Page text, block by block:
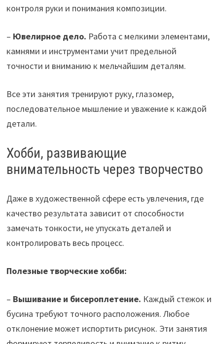
контроля руки и понимания композиции.
– Ювелирное дело. Работа с мелкими элементами,
камнями и инструментами учит предельной
точности и вниманию к мельчайшим деталям.
Все эти занятия тренируют руку, глазомер,
последовательное мышление и уважение к каждой
детали.
Хобби, развивающие
внимательность через творчество
Даже в художественной сфере есть увлечения, где
качество результата зависит от способности
замечать тонкости, не упускать деталей и
контролировать весь процесс.
Полезные творческие хобби:
– Вышивание и бисероплетение. Каждый стежок и
бусина требуют точного расположения. Любое
отклонение может испортить рисунок. Эти занятия